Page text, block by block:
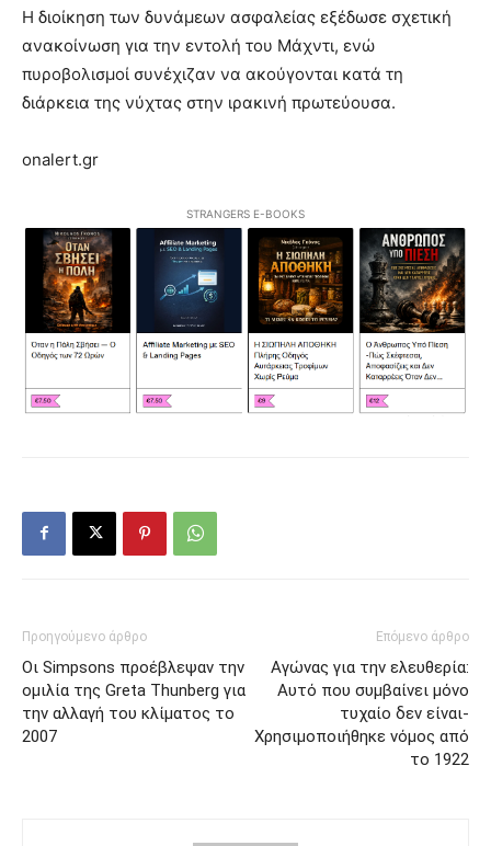
Η διοίκηση των δυνάμεων ασφαλείας εξέδωσε σχετική
ανακοίνωση για την εντολή του Μάχντι, ενώ
πυροβολισμοί συνέχιζαν να ακούγονται κατά τη
διάρκεια της νύχτας στην ιρακινή πρωτεύουσα.
onalert.gr
STRANGERS E-BOOKS
Προηγούμενο άρθρο
Οι Simpsons προέβλεψαν την
ομιλία της Greta Thunberg για
την αλλαγή του κλίματος το
2007
Επόμενο άρθρο
Αγώνας για την ελευθερία:
Αυτό που συμβαίνει μόνο
τυχαίο δεν είναι-
Χρησιμοποιήθηκε νόμος από
το 1922